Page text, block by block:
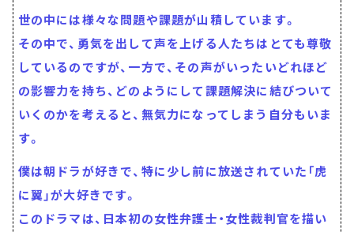
世の中には様々な問題や課題が山積しています。
その中で、勇気を出して声を上げる人たちはとても尊敬
しているのですが、一方で、その声がいったいどれほど
の影響力を持ち、どのようにして課題解決に結びついて
いくのかを考えると、無気力になってしまう自分もいま
す。
僕は朝ドラが好きで、特に少し前に放送されていた「虎
に翼」が大好きです。
このドラマは、日本初の女性弁護士・女性裁判官を描い